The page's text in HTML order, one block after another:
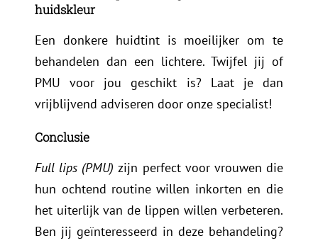
huidskleur
Een donkere huidtint is moeilijker om te
behandelen dan een lichtere. Twijfel jij of
PMU voor jou geschikt is? Laat je dan
vrijblijvend adviseren door onze specialist!
Conclusie
Full lips (PMU)zijn perfect voor vrouwen die
hun ochtend routine willen inkorten en die
het uiterlijk van de lippen willen verbeteren.
Ben jij geïnteresseerd in deze behandeling?